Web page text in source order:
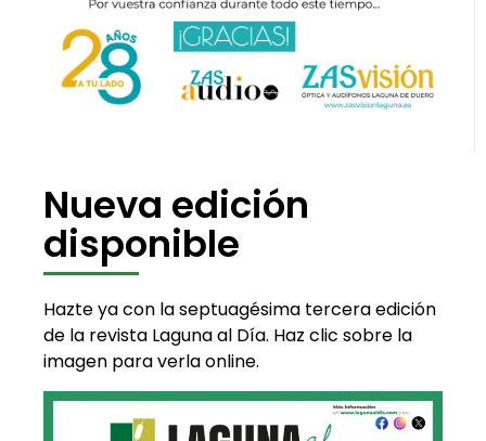
Nueva edición
disponible
Hazte ya con la septuagésima tercera edición
de la revista Laguna al Día. Haz clic sobre la
imagen para verla online.